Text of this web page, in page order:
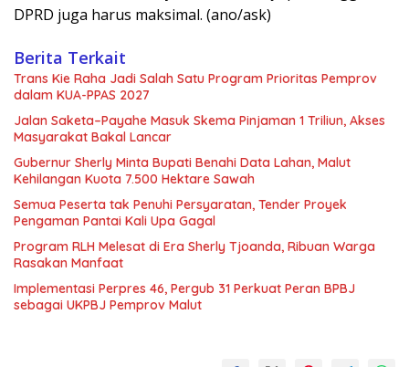
DPRD juga harus maksimal. (ano/ask)
Berita Terkait
Trans Kie Raha Jadi Salah Satu Program Prioritas Pemprov
dalam KUA-PPAS 2027
Jalan Saketa–Payahe Masuk Skema Pinjaman 1 Triliun, Akses
Masyarakat Bakal Lancar
Gubernur Sherly Minta Bupati Benahi Data Lahan, Malut
Kehilangan Kuota 7.500 Hektare Sawah
Semua Peserta tak Penuhi Persyaratan, Tender Proyek
Pengaman Pantai Kali Upa Gagal
Program RLH Melesat di Era Sherly Tjoanda, Ribuan Warga
Rasakan Manfaat
Implementasi Perpres 46, Pergub 31 Perkuat Peran BPBJ
sebagai UKPBJ Pemprov Malut